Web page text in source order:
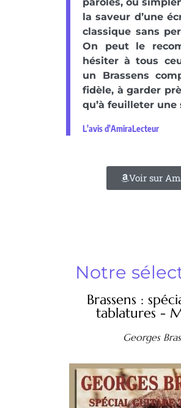
la saveur d’une
classique sans
On peut le
hésiter à tous
un Brassens
fidèle, à garder
qu’à feuilleter une
L'avis d'AmiraLecteur
Voir sur
Notre
Brassens :
tablatures -
Georges